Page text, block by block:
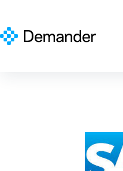
conteúdo